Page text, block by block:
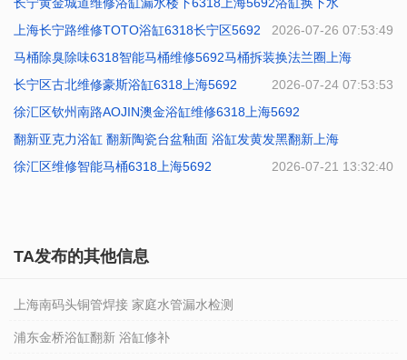
2026-07-27 10:21:22
上海长宁路维修TOTO浴缸6318长宁区5692
2026-07-26 07:53:49
马桶除臭除味6318智能马桶维修5692马桶拆装换法兰圈上海
2026-07-25 08:53:15
长宁区古北维修豪斯浴缸6318上海5692
2026-07-24 07:53:53
徐汇区钦州南路AOJIN澳金浴缸维修6318上海5692
2026-07-23 07:10:56
翻新亚克力浴缸 翻新陶瓷台盆釉面 浴缸发黄发黑翻新上海
2026-07-22 07:48:48
徐汇区维修智能马桶6318上海5692 2026-07-21 13:32:40
TA发布的其他信息
上海南码头铜管焊接 家庭水管漏水检测
浦东金桥浴缸翻新 浴缸修补